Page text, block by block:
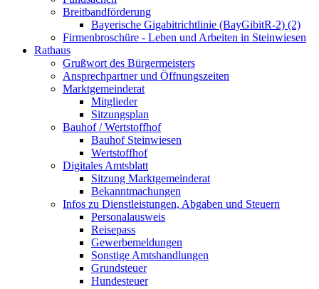
Breitbandförderung
Bayerische Gigabitrichtlinie (BayGibitR-2) (2)
Firmenbroschüre - Leben und Arbeiten in Steinwiesen
Rathaus
Grußwort des Bürgermeisters
Ansprechpartner und Öffnungszeiten
Marktgemeinderat
Mitglieder
Sitzungsplan
Bauhof / Wertstoffhof
Bauhof Steinwiesen
Wertstoffhof
Digitales Amtsblatt
Sitzung Marktgemeinderat
Bekanntmachungen
Infos zu Dienstleistungen, Abgaben und Steuern
Personalausweis
Reisepass
Gewerbemeldungen
Sonstige Amtshandlungen
Grundsteuer
Hundesteuer